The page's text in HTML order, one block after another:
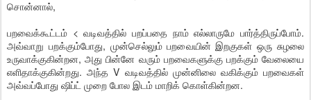
சொன்னால்,
பறவைக்கூட்டம் < வடிவத்தில் பறப்பதை நாம் எல்லாருமே பார்த்திருப்போம்.
அவ்வாறு பறக்கும்போது, முன்செல்லும் பறவையின் இறகுகள் ஒரு சுழலை
உருவாக்குகின்றன, அது பின்னே வரும் பறவைகளுக்கு பறக்கும் வேலையை
எளிதாக்குகின்றது. அந்த V வடிவத்தில் முன்னிலை வகிக்கும் பறவைகள்
அவ்வப்போது ஷிப்ட் முறை போல இடம் மாறிக் கொள்கின்றன.